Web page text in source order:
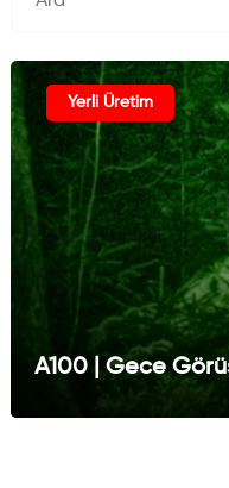
Yerli Üretim
A100 | Gece